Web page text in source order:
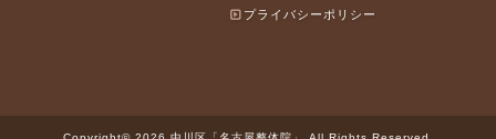
プライバシーポリシー